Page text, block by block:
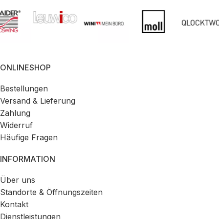
ONLINESHOP
Bestellungen
Versand & Lieferung
Zahlung
Widerruf
Häufige Fragen
INFORMATION
Über uns
Standorte & Öffnungszeiten
Kontakt
Dienstleistungen